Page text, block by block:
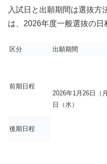
入試日と出願期間は選抜方
は、2026年度一般選抜の日
区分 出願期間
前期日程
2026年1月26日（
日（水）
後期日程